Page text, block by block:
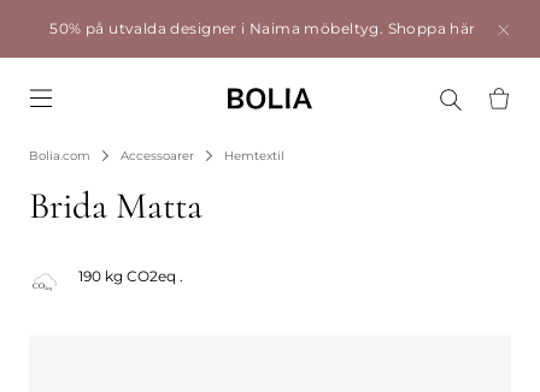
50% på utvalda designer i Naima möbeltyg. Shoppa här
Bolia.com Accessoarer Hemtextil
Brida Matta
190 kg CO2eq .